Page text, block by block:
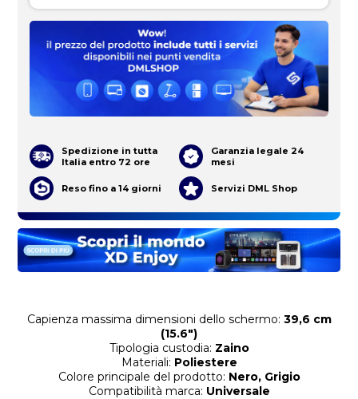
Capienza massima dimensioni dello schermo: 39,6 cm
(15.6")
Tipologia custodia: Zaino
Materiali: Poliestere
Colore principale del prodotto: Nero, Grigio
Compatibilità marca: Universale
Spedizione in tutta
Italia entro 72 ore
Garanzia legale 24
mesi
Reso fino a 14 giorni Servizi DML Shop